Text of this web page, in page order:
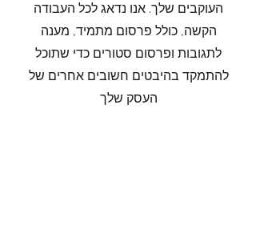
העוקבים שלך. אנו נדאג לכל העבודה
הקשה, כולל פרסום מתמיד, מענה
לתגובות ופרסום סטורים כדי שתוכל
להתמקד בהיבטים חשובים אחרים של
העסק שלך